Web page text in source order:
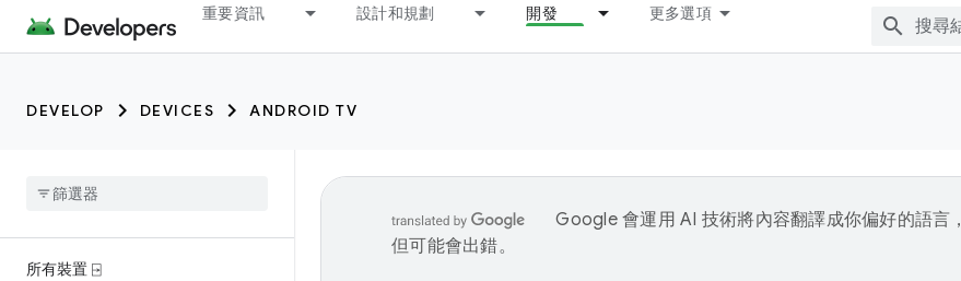
重要資訊 設計和規劃 開發 更多選項
DEVELOP DEVICES ANDROID TV
所有裝置 ⍈
Google 會運用 AI 技術將內容翻譯成你偏好的語言，
但可能會出錯。